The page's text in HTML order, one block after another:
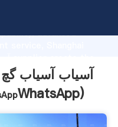
advanced
customers.
آسیاب آسیاب گچ
WhatsApp)